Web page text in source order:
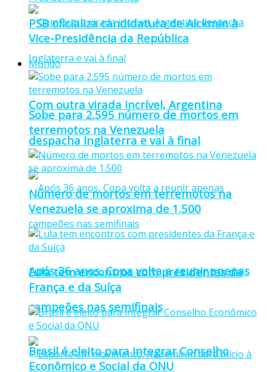
Com outra virada incrível, Argentina
despacha Inglaterra e vai à final
Após 36 anos, Copa volta a reunir apenas
campeões nas semifinais
PSB oficializa candidatura de Alckmin à
Vice-Presidência da República
Mundo
Sobe para 2.595 número de mortos em
terremotos na Venezuela
Número de mortos em terremotos na
Venezuela se aproxima de 1.500
Lula tem encontros com presidentes da
França e da Suíça
Brasil é eleito para integrar Conselho
Econômico e Social da ONU